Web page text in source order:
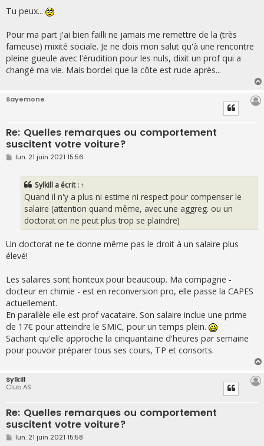
s
s
g
e
Tu peux...
Pour ma part j'ai bien failli ne jamais me remettre de la (très
fameuse) mixité sociale. Je ne dois mon salut qu'à une rencontre
pleine gueule avec l'érudition pour les nuls, dixit un prof qui a
changé ma vie. Mais bordel que la côte est rude après...
Sayemone
Re: Quelles remarques ou comportement
suscitent votre voiture?
M
lun. 21 juin 2021 15:56
Sylkill a écrit : ↑
Quand il n'y a plus ni estime ni respect pour compenser le
salaire (attention quand même, avec une aggreg. ou un
doctorat on ne peut plus trop se plaindre)
Un doctorat ne te donne même pas le droit à un salaire plus
élevé!
Les salaires sont honteux pour beaucoup. Ma compagne -
docteur en chimie - est en reconversion pro, elle passe la CAPES
actuellement.
En parallèle elle est prof vacataire. Son salaire inclue une prime
de 17€ pour atteindre le SMIC, pour un temps plein.
Sachant qu'elle approche la cinquantaine d'heures par semaine
pour pouvoir préparer tous ses cours, TP et consorts.
Sylkill
Club AS
Re: Quelles remarques ou comportement
suscitent votre voiture?
M
lun. 21 juin 2021 15:58